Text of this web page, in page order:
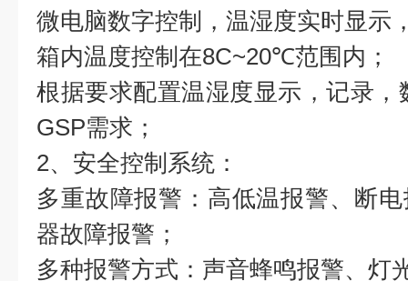
微电脑数字控制，温湿度实时显示
箱内温度控制在8C~20℃范围内；
根据要求配置温湿度显示，记录
GSP需求；
2、安全控制系统：
多重故障报警：高低温报警、断
器故障报警；
多种报警方式：声音蜂鸣报警、灯